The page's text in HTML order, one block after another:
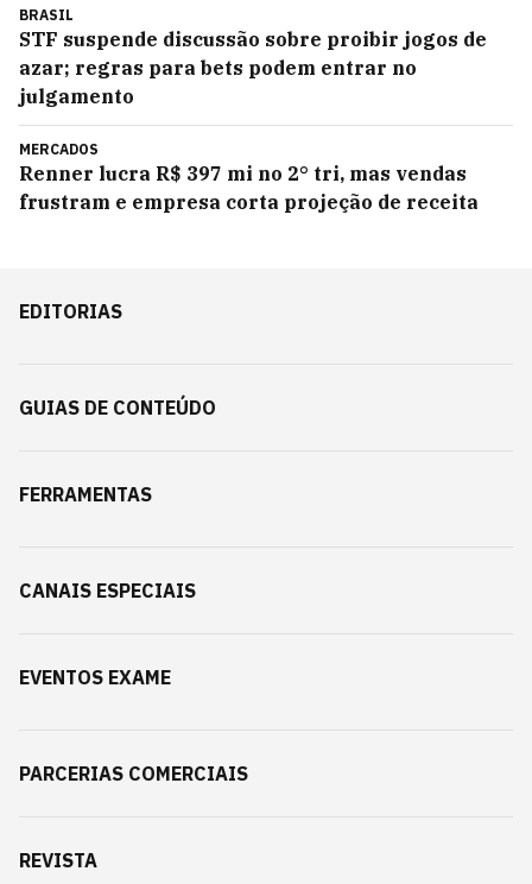
BRASIL
STF suspende discussão sobre proibir jogos de
azar; regras para bets podem entrar no
julgamento
MERCADOS
Renner lucra R$ 397 mi no 2° tri, mas vendas
frustram e empresa corta projeção de receita
EDITORIAS
GUIAS DE CONTEÚDO
FERRAMENTAS
CANAIS ESPECIAIS
EVENTOS EXAME
PARCERIAS COMERCIAIS
REVISTA